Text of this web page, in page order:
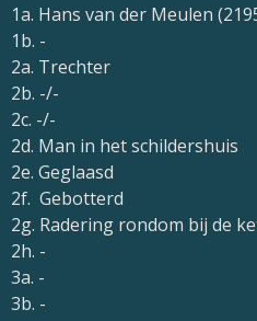
1a. Hans van der Meulen
1b. -
2a. Trechter
2b. -/-
2c. -/-
2d. Man in het schildershuis
2e. Geglaasd
2f. Gebotterd
2g. Radering rondom bij de
2h. -
3a. -
3b. -